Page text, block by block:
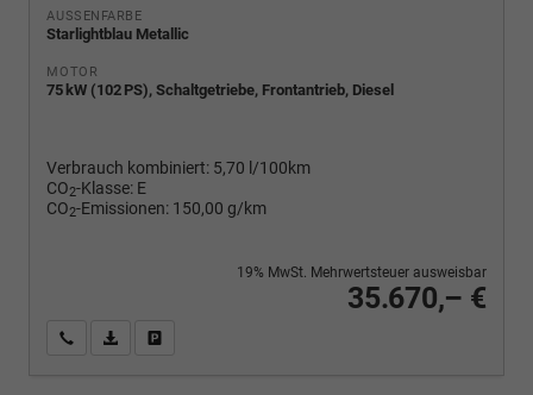
AUSSENFARBE
Starlightblau Metallic
MOTOR
75 kW (102 PS), Schaltgetriebe, Frontantrieb, Diesel
Verbrauch kombiniert: 5,70 l/100km
CO2-Klasse: E
CO2-Emissionen: 150,00 g/km
35.670,– €
19% MwSt. Mehrwertsteuer ausweisbar
Wir rufen Sie anPDF-Fahrzeugexposé drucken